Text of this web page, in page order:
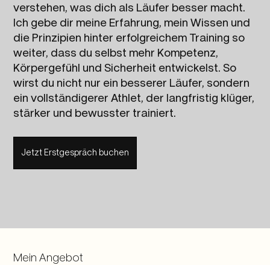
verstehen, was dich als Läufer besser macht.
Ich gebe dir meine Erfahrung, mein Wissen und
die Prinzipien hinter erfolgreichem Training so
weiter, dass du selbst mehr Kompetenz,
Körpergefühl und Sicherheit entwickelst. So
wirst du nicht nur ein besserer Läufer, sondern
ein vollständigerer Athlet, der langfristig klüger,
stärker und bewusster trainiert.
Jetzt Erstgespräch buchen
Mein Angebot